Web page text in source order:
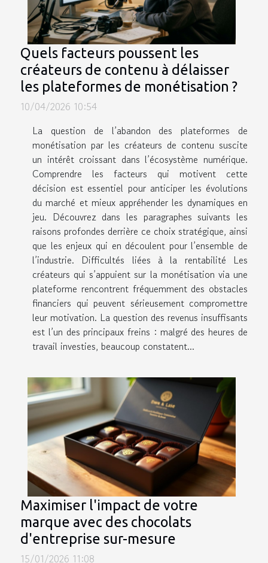
Quels facteurs poussent les
créateurs de contenu à délaisser
les plateformes de monétisation ?
10/04/2026 10:54
La question de l’abandon des plateformes de
monétisation par les créateurs de contenu suscite
un intérêt croissant dans l’écosystème numérique.
Comprendre les facteurs qui motivent cette
décision est essentiel pour anticiper les évolutions
du marché et mieux appréhender les dynamiques en
jeu. Découvrez dans les paragraphes suivants les
raisons profondes derrière ce choix stratégique, ainsi
que les enjeux qui en découlent pour l’ensemble de
l’industrie. Difficultés liées à la rentabilité Les
créateurs qui s’appuient sur la monétisation via une
plateforme rencontrent fréquemment des obstacles
financiers qui peuvent sérieusement compromettre
leur motivation. La question des revenus insuffisants
est l’un des principaux freins : malgré des heures de
travail investies, beaucoup constatent...
Maximiser l'impact de votre
marque avec des chocolats
d'entreprise sur-mesure
15/01/2026 11:08